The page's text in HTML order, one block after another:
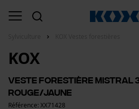
KOX
Veste forestière Mistral
rouge/jaune
Référence: XX71428